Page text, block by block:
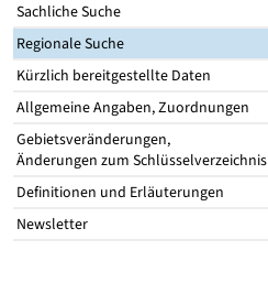
Sachliche Suche
Regionale Suche
Kürzlich bereitgestellte Daten
Allgemeine Angaben, Zuordnungen
Gebietsveränderungen,
Änderungen zum Schlüsselverzeichnis
Definitionen und Erläuterungen
Newsletter